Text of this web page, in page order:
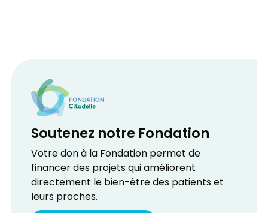
Soutenez notre Fondation
Votre don à la Fondation permet de
financer des projets qui améliorent
directement le bien-être des patients et
leurs proches.